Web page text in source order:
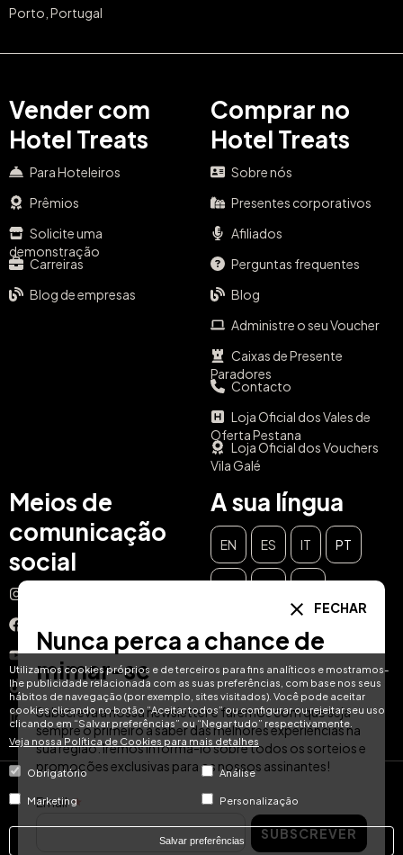
Utilizamos cookies próprios e de terceiros para fins analíticos e mostramos-
lhe publicidade relacionada com as suas preferências, com base nos seus
hábitos de navegação (por exemplo, sites visitados). Você pode aceitar
cookies clicando no botão “Aceitar todos” ou configurar ou rejeitar seu uso
clicando em “Salvar preferências” ou “Negar tudo” respectivamente.
Veja nossa Política de Cookies para mais detalhes
Obrigatório Análise
Marketing Personalização
Salvar preferências
Porto, Portugal
Vender com
Hotel Treats
Para Hoteleiros
Prêmios
Solicite uma
demonstração
Carreiras
Blog de empresas
Comprar no
Hotel Treats
Sobre nós
Presentes corporativos
Afiliados
Perguntas frequentes
Blog
Administre o seu Voucher
Caixas de Presente
Paradores
Contacto
Loja Oficial dos Vales de
Oferta Pestana
Loja Oficial dos Vouchers
Vila Galé
Meios de
comunicação
social
YouTube
TikTok
LinkedIn
A sua língua
EN ES IT PT
© Hotel Treats 2026
Tel: +34 871 51 00 40 (9:00 - 19:00 CEST)
FECHAR
Nunca perca a chance de
mimar-se
Subscreva a nossa newsletter e faremos com que seja
sempre o primeiro a saber das melhores experiências na
sua região. Iremos informá-lo sobre todos os sorteios e
promoções exclusivas para os nossos assinantes!
Email
SUBSCREVER